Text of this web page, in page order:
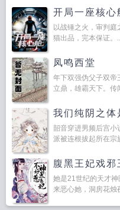
开局一座核心
以战锤之火，审判
猫出品，完本保证。
凤鸣西堂
年下双强伪父子双帝
立鼎，雄霸天下。传
我们纯阴之体
韶音穿进男频后宫小
派被连根拔起所在宗
腹黑王妃戏邪
她是21世纪的天才
来恶心她，洞房花烛